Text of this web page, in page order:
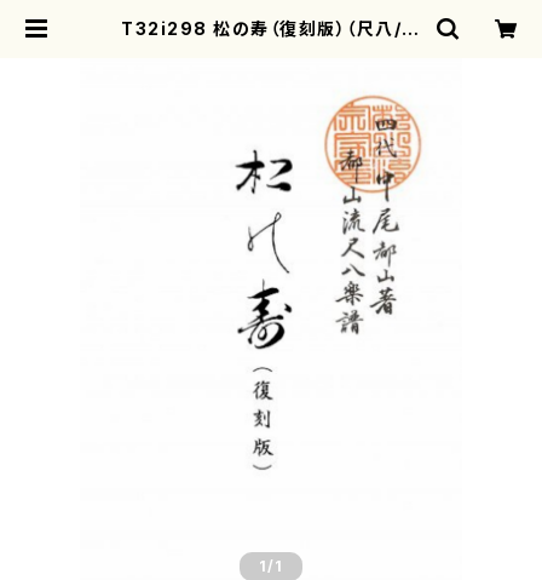
T32i298 松の寿（復刻版）（尺八/在
1 /1